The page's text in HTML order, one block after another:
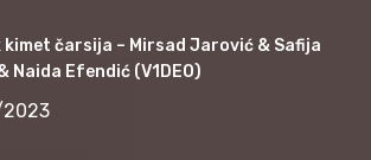
kimet čarsija – Mirsad Jarović & Safija
Naida Efendić (V1DEO)